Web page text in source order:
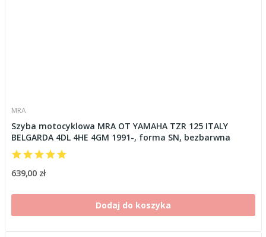
MRA
Szyba motocyklowa MRA OT YAMAHA TZR 125 ITALY
BELGARDA 4DL 4HE 4GM 1991-, forma SN, bezbarwna
639,00 zł
Dodaj do koszyka